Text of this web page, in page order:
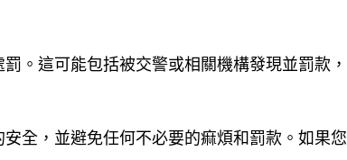
。這可能包括被交警或相關機構發現並罰款，
全，並避免任何不必要的痲煩和罰款。如果您